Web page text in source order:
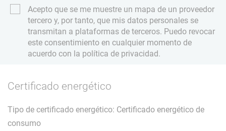
Acepto que se me muestre un mapa de un proveedor
tercero y, por tanto, que mis datos personales se
transmitan a plataformas de terceros. Puedo revocar
este consentimiento en cualquier momento de
acuerdo con la política de privacidad.
Certificado energético
Tipo de certificado energético: Certificado energético de
consumo